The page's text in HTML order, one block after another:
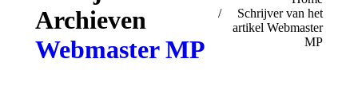
Archieven
Webmaster MP
Schrijver van het
artikel Webmaster
MP